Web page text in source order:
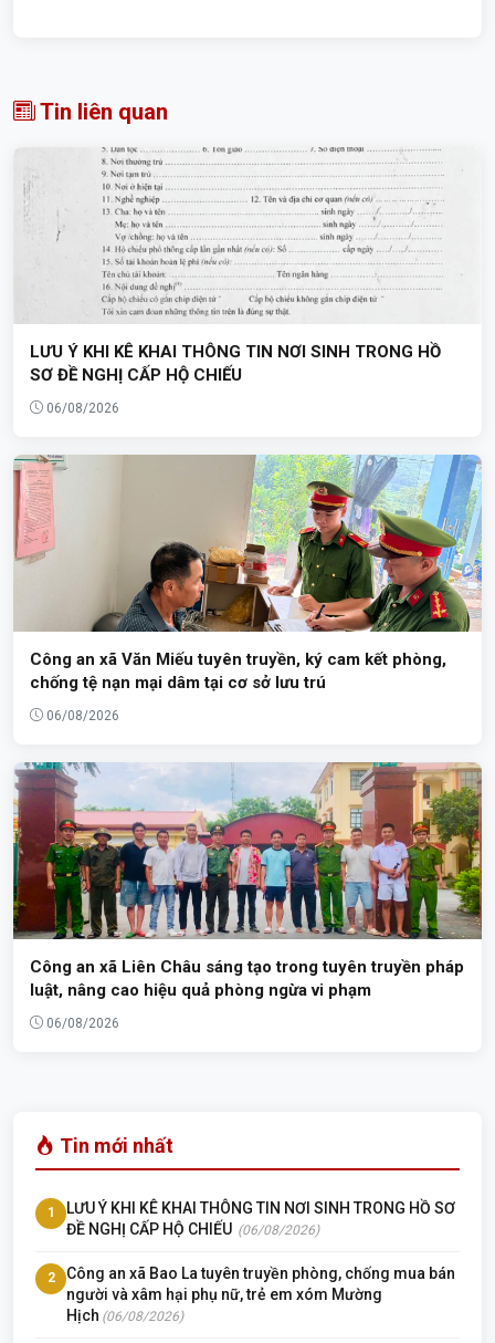
Tin liên quan
LƯU Ý KHI KÊ KHAI THÔNG TIN NƠI SINH TRONG HỒ
SƠ ĐỀ NGHỊ CẤP HỘ CHIẾU
06/08/2026
Công an xã Văn Miếu tuyên truyền, ký cam kết phòng,
chống tệ nạn mại dâm tại cơ sở lưu trú
06/08/2026
Công an xã Liên Châu sáng tạo trong tuyên truyền pháp
luật, nâng cao hiệu quả phòng ngừa vi phạm
06/08/2026
Tin mới nhất
1
LƯU Ý KHI KÊ KHAI THÔNG TIN NƠI SINH TRONG HỒ SƠ
ĐỀ NGHỊ CẤP HỘ CHIẾU (06/08/2026)
2
Công an xã Bao La tuyên truyền phòng, chống mua bán
người và xâm hại phụ nữ, trẻ em xóm Mường
Hịch (06/08/2026)